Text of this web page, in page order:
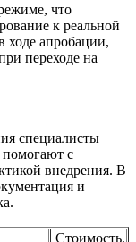
что
к реальной
ходе апробации,
переходе на
специалисты
помогают с
внедрения. В
и
Стоимость,